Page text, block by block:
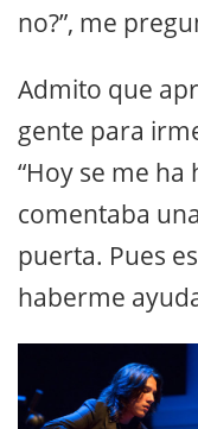
no?”, me
Admito que
gente para
“Hoy se me ha
comentaba
puerta. Pues
haberme